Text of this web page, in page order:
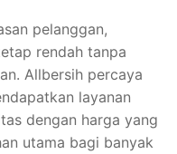
pelanggan,
rendah tanpa
Allbersih percaya
layanan
dengan harga yang
utama bagi banyak